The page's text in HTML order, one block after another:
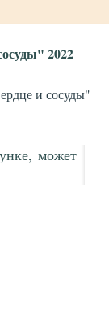
2022
и сосуды"
может